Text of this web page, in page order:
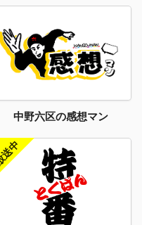
中野六区の感想マン